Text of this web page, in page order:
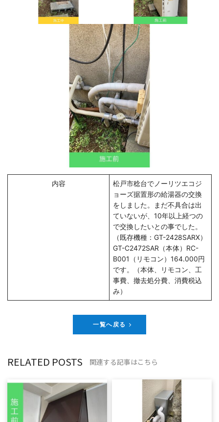
内容
松戸市稔台でノーリツエコジ
ョーズ据置形の給湯器の交換
をしました。まだ不具合は出
ていないが、10年以上経つの
で交換したいとの事でした。
（既存機種：GT-2428SARX）
GT-C2472SAR（本体）RC-
B001（リモコン）164.000円
です。（本体、リモコン、工
事費、撤去処分費、消費税込
み）
一覧へ戻る
RELATED POSTS 関連する記事はこちら